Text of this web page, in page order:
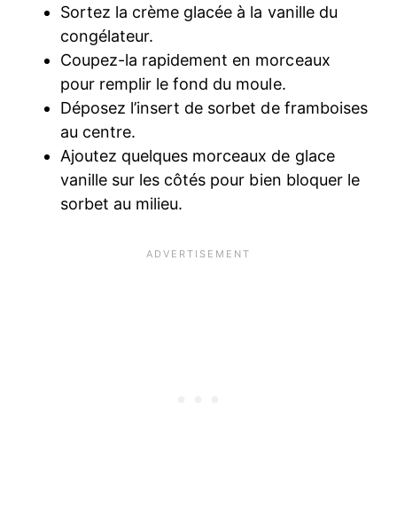
Sortez la crème glacée à la vanille du
congélateur.
Coupez-la rapidement en morceaux
pour remplir le fond du moule.
Déposez l’insert de sorbet de framboises
au centre.
Ajoutez quelques morceaux de glace
vanille sur les côtés pour bien bloquer le
sorbet au milieu.